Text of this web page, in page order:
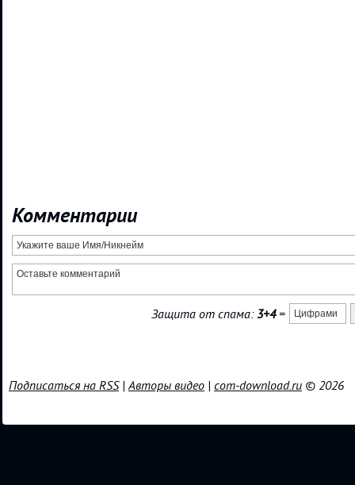
Комментарии
Защита от спама:3+4=
Подписаться на RSS|Авторы видео | com-download.ru © 2026